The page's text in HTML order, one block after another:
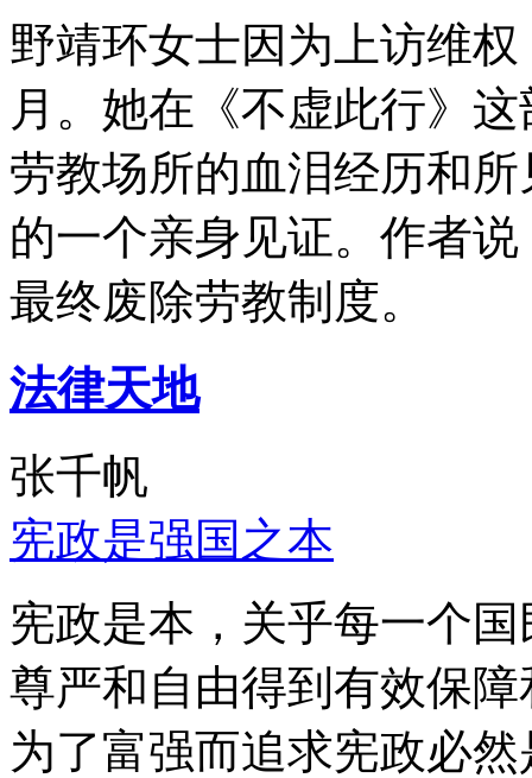
野靖环女士因为上访维
月。她在《不虚此行》
劳教场所的血泪经历和
的一个亲身见证。作者
最终废除劳教制度。
法律天地
张千帆
宪政是强国之本
宪政是本，关乎每一个
尊严和自由得到有效保
为了富强而追求宪政必